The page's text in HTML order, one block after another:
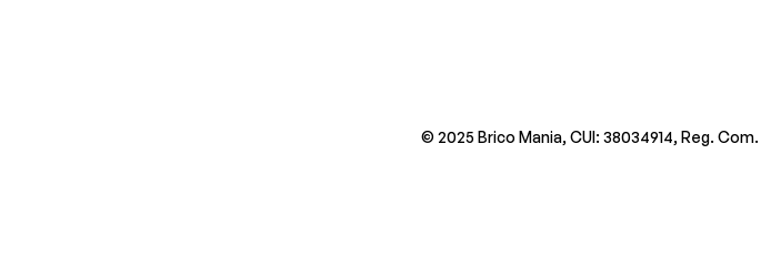
© 2025 Brico Mania, CUI: 38034914, Reg.